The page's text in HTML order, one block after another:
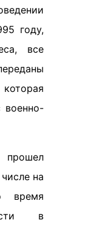
году,
все
которая
военно-
прошел
на
время
в